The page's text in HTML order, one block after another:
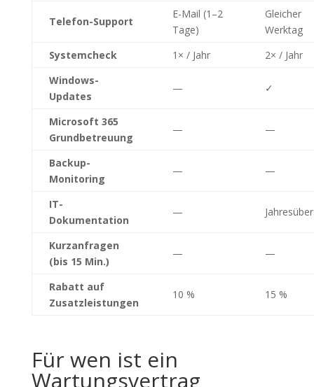
Telefon-Support
E-Mail (1–2
Tage)
Gleicher
Werktag
Systemcheck
1× / Jahr
2× / Jahr
Windows-
Updates
— ✓
Microsoft 365
Grundbetreuung
— —
Backup-
Monitoring
— —
IT-
Dokumentation
—
Kurzanfragen
(bis 15 Min.)
— —
Rabatt auf
Zusatzleistungen
10 % 15 %
Für wen ist ein
Wartungsvertrag